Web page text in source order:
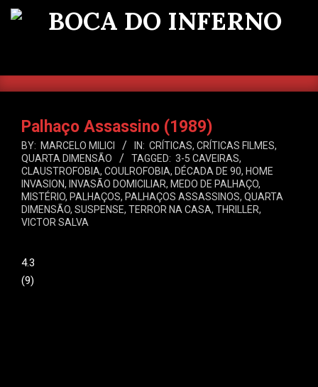
Skip
DO
INFERNO
MenuPalhaço Assassino (1989)
BY: MARCELO MILICI IN: CRÍTICAS, CRÍTICAS FILMES,
QUARTA DIMENSÃO
TAGGED: 3-5 CAVEIRAS,
CLAUSTROFOBIA, COULROFOBIA, DÉCADA DE 90, HOME
INVASION, INVASÃO DOMICILIAR, MEDO DE PALHAÇO,
MISTÉRIO, PALHAÇOS, PALHAÇOS ASSASSINOS, QUARTA
DIMENSÃO, SUSPENSE, TERROR NA CASA, THRILLER,
VICTOR SALVA
4.3
(9)